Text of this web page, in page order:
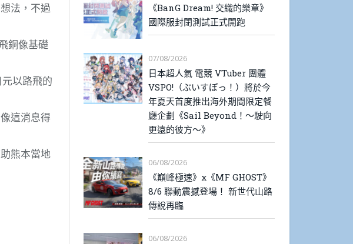
法，不過
銅像基礎
以路飛的
這消息得
熊本當地
《BanG Dream! 交織的樂章》
國際服封閉測試正式開跑
07/08/2026
日本超人氣 電競 VTuber 團體
VSPO!（ぶいすぽっ！）將於今
年夏天首度推出海外期間限定餐
廳企劃《Sail Beyond！～駛向
更遠的彼方～》
06/08/2026
《巔峰極速》x《MF GHOST》
8/6 聯動震撼登場！ 新世代山路
傳說再臨
06/08/2026